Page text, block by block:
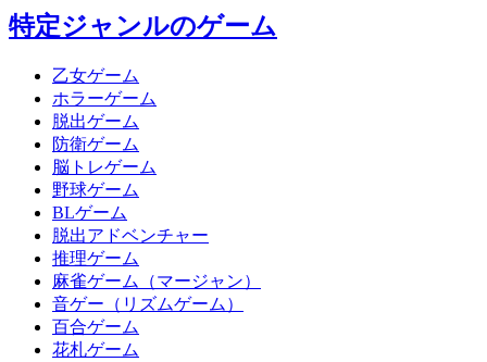
特定ジャンルのゲーム
乙女ゲーム
ホラーゲーム
脱出ゲーム
防衛ゲーム
脳トレゲーム
野球ゲーム
BLゲーム
脱出アドベンチャー
推理ゲーム
麻雀ゲーム（マージャン）
音ゲー（リズムゲーム）
百合ゲーム
花札ゲーム